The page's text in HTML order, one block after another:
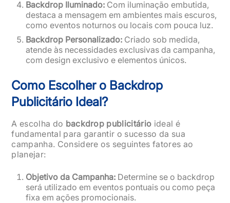
Backdrop Iluminado: Com iluminação embutida,
destaca a mensagem em ambientes mais escuros,
como eventos noturnos ou locais com pouca luz.
Backdrop Personalizado: Criado sob medida,
atende às necessidades exclusivas da campanha,
com design exclusivo e elementos únicos.
Como Escolher o Backdrop
Publicitário Ideal?
A escolha do backdrop publicitário ideal é
fundamental para garantir o sucesso da sua
campanha. Considere os seguintes fatores ao
planejar:
Objetivo da Campanha: Determine se o backdrop
será utilizado em eventos pontuais ou como peça
fixa em ações promocionais.